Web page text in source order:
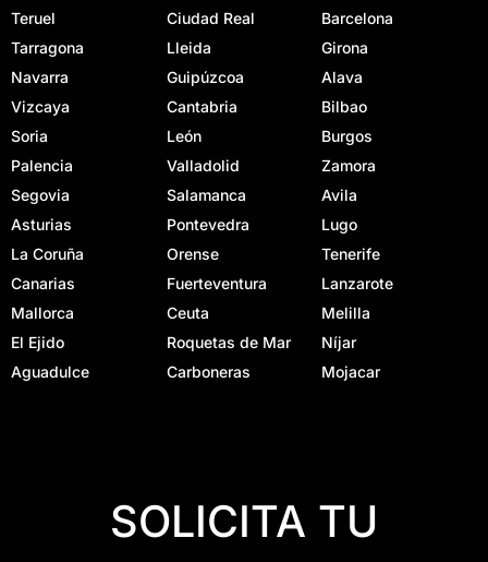
Teruel
Ciudad Real
Barcelona
Tarragona
Lleida
Girona
Navarra
Guipúzcoa
Alava
Vizcaya
Cantabria
Bilbao
Soria
León
Burgos
Palencia
Valladolid
Zamora
Segovia
Salamanca
Avila
Asturias
Pontevedra
Lugo
La Coruña
Orense
Tenerife
Canarias
Fuerteventura
Lanzarote
Mallorca
Ceuta
Melilla
El Ejido
Roquetas de Mar
Níjar
Aguadulce
Carboneras Mojacar
SOLICITA TU